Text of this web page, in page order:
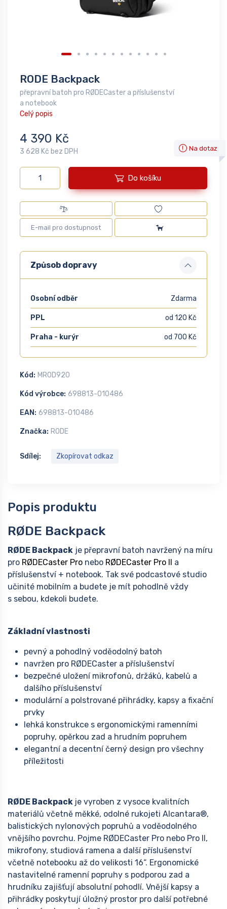
RODE Backpack
přepravní batoh pro RØDECaster a příslušenství
a notebook
Celý popis
4 390 Kč
3 628 Kč bez DPH Na dotaz
Do košíku
Způsob dopravy
Osobní odběr Zdarma
PPL od 120 Kč
Praha - kurýr od 700 Kč
Kód: MROD920
Kód výrobce: 698813-010486
EAN: 698813-010486
Značka: RODE
Sdílej: Zkopírovat odkaz
Popis produktu
RØDE Backpack
RØDE Backpack je přepravní batoh navržený na míru
pro RØDECaster Pro nebo RØDECaster Pro II a
příslušenství + notebook. Tak své podcastové studio
učinité mobilním a budete je mít pohodlně vždy
s sebou, kdekoli budete.
Základní vlastnosti
pevný a pohodlný voděodolný batoh
navržen pro RØDECaster a příslušenství
bezpečné uložení mikrofonů, držáků, kabelů a
dalšího příslušenství
modulární a polstrované přihrádky, kapsy a fixační
prvky
lehká konstrukce s ergonomickými ramenními
popruhy, opěrkou zad a hrudním popruhem
elegantní a decentní černý design pro všechny
příležitosti
RØDE Backpack je vyroben z vysoce kvalitních
materiálů včetně měkké, odolné rukojeti Alcantara®,
balistických nylonových popruhů a voděodolného
vnějšího povrchu. Pojme RØDECaster Pro nebo Pro II,
mikrofony, studiová ramena a další příslušenství
včetně notebooku až do velikosti 16“. Ergonomické
nastavitelné ramenní popruhy s podporou zad a
hrudníku zajišťují absolutní pohodlí. Vnější kapsy a
přihrádky poskytují úložný prostor pro další potřebné